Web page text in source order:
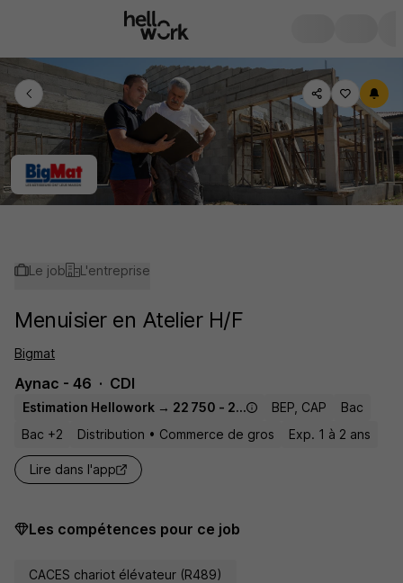
Le job L'entreprise
Menuisier en Atelier H/F
Bigmat
Aynac - 46 CDI
Estimation Hellowork → 22 750 - 24 852 € / an
BEP, CAP
Bac
Bac +2
Distribution • Commerce de gros Exp. 1 à 2 ans
Lire dans l'app
Les compétences pour ce job
CACES chariot élévateur (R489)